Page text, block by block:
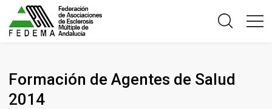
Formación de Agentes de Salud
2014